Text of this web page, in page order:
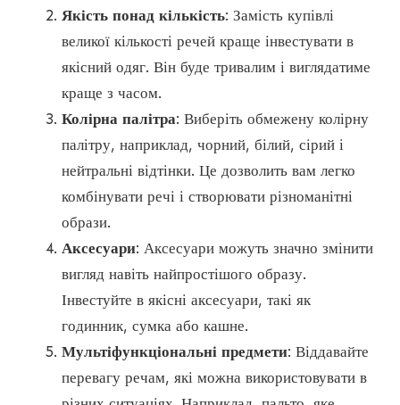
Якість понад кількість: Замість купівлі
великої кількості речей краще інвестувати в
якісний одяг. Він буде тривалим і виглядатиме
краще з часом.
Колірна палітра: Виберіть обмежену колірну
палітру, наприклад, чорний, білий, сірий і
нейтральні відтінки. Це дозволить вам легко
комбінувати речі і створювати різноманітні
образи.
Аксесуари: Аксесуари можуть значно змінити
вигляд навіть найпростішого образу.
Інвестуйте в якісні аксесуари, такі як
годинник, сумка або кашне.
Мультіфункціональні предмети: Віддавайте
перевагу речам, які можна використовувати в